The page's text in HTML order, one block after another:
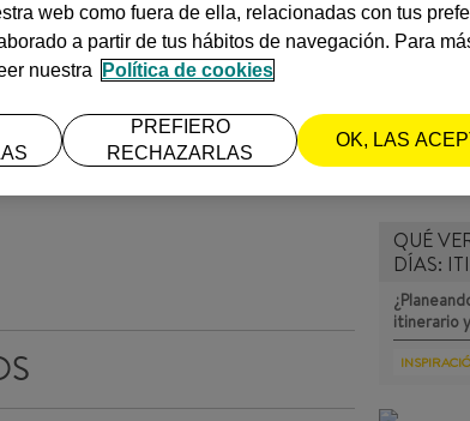
MÁS
QUÉ
DÍAS:
itinerario
web como fuera de ella, relacionadas con tus
a partir de tus hábitos de navegación. Para
nuestra
Política de cookies
PREFIERO
RECHAZARLAS
OK, LAS